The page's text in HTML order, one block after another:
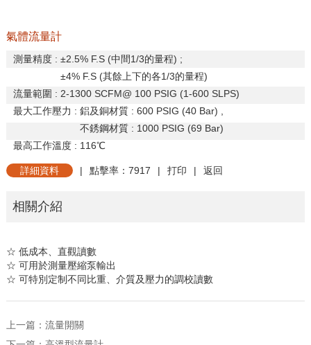
氣體流量計
測量精度: ±2.5% F.S (中間1/3的量程) ;
±4% F.S (其餘上下的各1/3的量程)
流量範圍 : 2-1300 SCFM@ 100 PSIG (1-600 SLPS)
最大工作壓力 : 鋁及銅材質: 600 PSIG (40 Bar) ,
不銹鋼材質: 1000 PSIG (69 Bar)
最高工作溫度: 116℃
詳細資料 | 點擊率：7917 | 打印 | 返回
相關介紹
☆ 低成本、直觀讀數
☆ 可用於測量壓縮泵輸出
☆ 可特別定制不同比重、介質及壓力的調校讀數
上一篇： 流量開關